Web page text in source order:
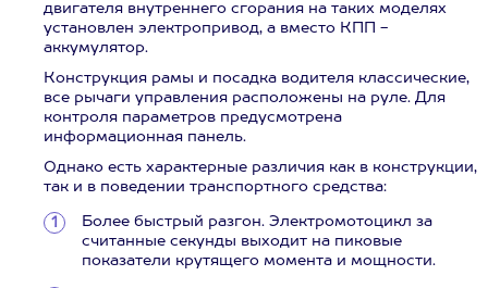
двигателя внутреннего сгорания на таких моделях
установлен электропривод, а вместо КПП -
аккумулятор.
Конструкция рамы и посадка водителя классические,
все рычаги управления расположены на руле. Для
контроля параметров предусмотрена
информационная панель.
Однако есть характерные различия как в конструкции,
так и в поведении транспортного средства:
Более быстрый разгон. Электромотоцикл за
считанные секунды выходит на пиковые
показатели крутящего момента и мощности.